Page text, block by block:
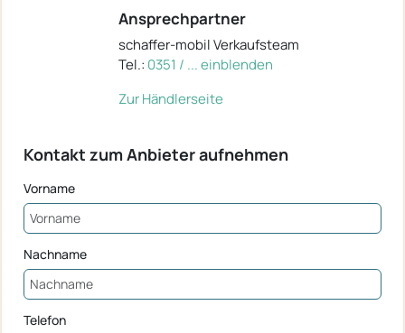
Ansprechpartner
schaffer-mobil Verkaufsteam
Tel.: 0351 / ... einblenden
Zur Händlerseite
Kontakt zum Anbieter aufnehmen
Vorname
Nachname
Telefon